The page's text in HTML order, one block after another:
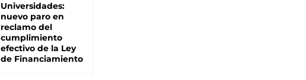
Universidades:
nuevo paro en
reclamo del
cumplimiento
efectivo de la Ley
de Financiamiento